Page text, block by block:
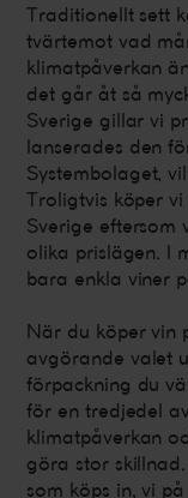
Traditionellt sett
tvärtemot vad
klimatpåverkan
det går åt så
Sverige gillar vi
lanserades den
Systembolaget,
Troligtvis köper
Sverige eftersom
olika prislägen. I
bara enkla viner
När du köper vin
avgörande valet
förpackning du
för en tredjedel
klimatpåverkan
göra stor
som köps in, vi